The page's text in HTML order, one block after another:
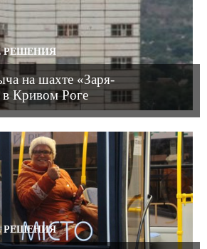
РЕШЕНИЯ
на шахте «Заря-
в Кривом Роге
РЕШЕНИЯ